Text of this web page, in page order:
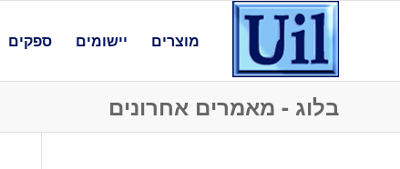
מוצרים יישומים ספקים
בלוג - מאמרים אחרונים